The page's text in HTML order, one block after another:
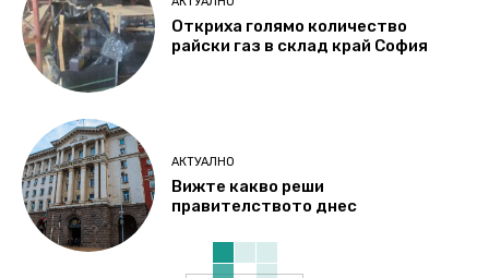
Откриха голямо количество
райски газ в склад край София
АКТУАЛНО
Вижте какво реши
правителството днес